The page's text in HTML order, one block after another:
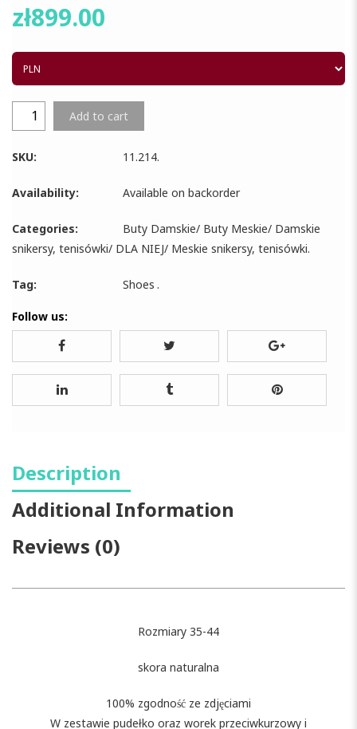
zł899.00
Add to cart
SKU: 11.214.
Availability: Available on backorder
Categories: Buty Damskie/ Buty Meskie/ Damskie
snikersy, tenisówki/ DLA NIEJ/ Meskie snikersy, tenisówki.
Tag: Shoes .
Follow us:
Description
Additional Information
Reviews (0)
Rozmiary 35-44
skora naturalna
100% zgodność ze zdjęciami
W zestawie pudełko oraz worek przeciwkurzowy i